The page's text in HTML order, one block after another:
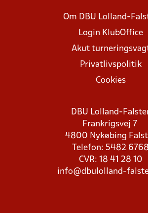
Om DBU Lolland-
Login KlubOffice
Akut
Privatlivspolitik
Cookies
DBU Lolland-
Frankrigsvej 7
4800 Nykøbing
Telefon: 5482 6768
CVR: 18 41 28 10
info@dbulolland-